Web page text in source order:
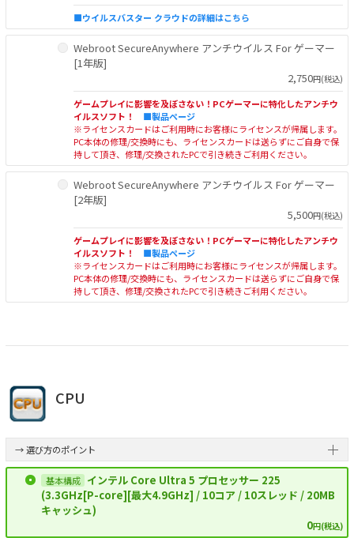
■ウイルスバスター クラウドの詳細はこちら
Webroot SecureAnywhere アンチウイルス For ゲーマー
[1年版]
2,750円(税込)
ゲームプレイに影響を及ぼさない！PCゲーマーに特化したアンチウ
イルスソフト！
■製品ページ
※ライセンスカードはご利用時にお客様にライセンスが帰属します。
PC本体の修理/交換時にも、ライセンスカードは送らずにご自身で保
持して頂き、修理/交換されたPCで引き続きご利用ください。
Webroot SecureAnywhere アンチウイルス For ゲーマー
[2年版]
5,500円(税込)
ゲームプレイに影響を及ぼさない！PCゲーマーに特化したアンチウ
イルスソフト！
■製品ページ
※ライセンスカードはご利用時にお客様にライセンスが帰属します。
PC本体の修理/交換時にも、ライセンスカードは送らずにご自身で保
持して頂き、修理/交換されたPCで引き続きご利用ください。
CPU
→ 選び方のポイント
インテル Core Ultra 5 プロセッサー 225
(3.3GHz[P-core][最大4.9GHz] / 10コア / 10スレッド / 20MB
キャッシュ)
0円(税込)